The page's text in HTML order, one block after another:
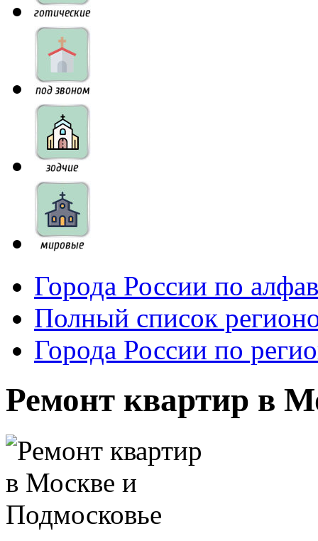
Города России по
Полный список
Города России по
Ремонт квартир в